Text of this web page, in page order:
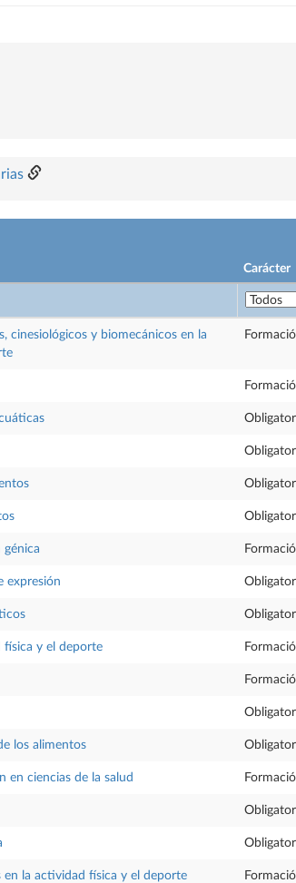
Carácter
cinesiológicos y biomecánicos en la
génica
expresión
física y el deporte
los alimentos
en ciencias de la salud
en la actividad física y el deporte